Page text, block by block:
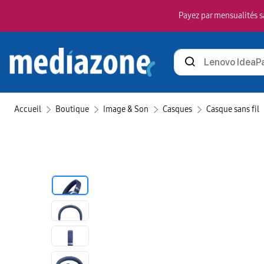
Payez par
Rechercher
des
Accueil Boutique Image & Son Casques Casque sans fil